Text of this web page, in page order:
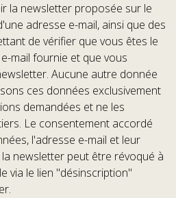
la newsletter proposée sur le
adresse e-mail, ainsi que des
de vérifier que vous êtes le
mail fournie et que vous
Aucune autre donnée
ces données exclusivement
demandées et ne les
Le consentement accordé
l'adresse e-mail et leur
newsletter peut être révoqué à
via le lien "désinscription"